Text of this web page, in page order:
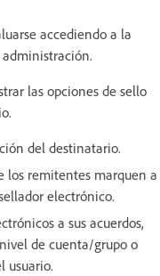
accediendo a la
las opciones de sello
del destinatario.
los remitentes marquen a
electrónico.
a sus acuerdos,
de cuenta/grupo o
usuario.